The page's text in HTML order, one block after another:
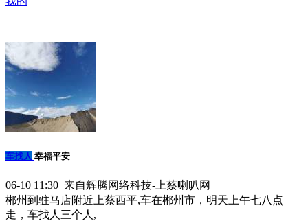
车找人 幸福平安
06-10 11:30 来自辉腾网络科技-上蔡喇叭网
郴州到驻马店附近上蔡西平,车在郴州市，明天上午七八点
走，车找人三个人,